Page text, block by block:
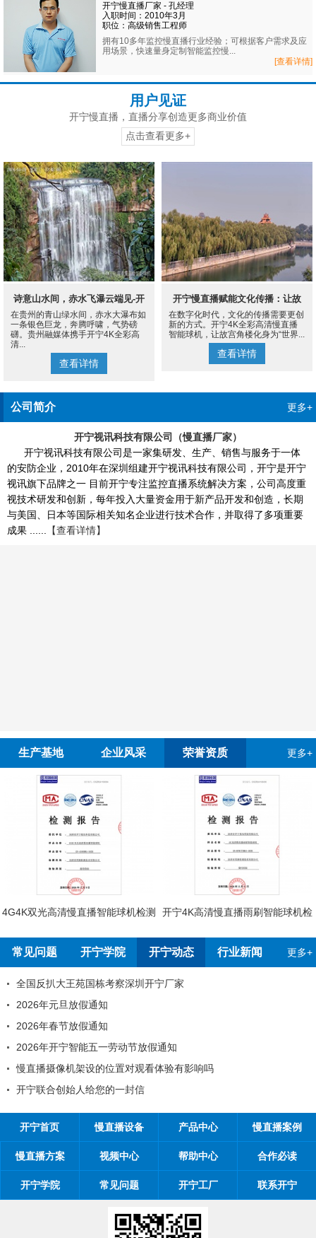
开宁慢直播厂家 - 孔经理
入职时间：2010年3月
职位：高级销售工程师
拥有10多年监控慢直播行业经验；可根据客户需求及应
用场景，快速量身定制智能监控慢...
[查看详情]
用户见证
开宁慢直播，直播分享创造更多商业价值
点击查看更多+
诗意山水间，赤水飞瀑云端见-开
宁4K慢直播摄像机
在贵州的青山绿水间，赤水大瀑布如
一条银色巨龙，奔腾呼啸，气势磅
礴。贵州融媒体携手开宁4K全彩高
清...
查看详情
开宁慢直播赋能文化传播：让故
宫角楼成为世界的文化客厅
在数字化时代，文化的传播需要更创
新的方式。开宁4K全彩高清慢直播
智能球机，让故宫角楼化身为“世界...
查看详情
公司简介 更多+
开宁视讯科技有限公司（慢直播厂家）
开宁视讯科技有限公司是一家集研发、生产、销售与服务于一体
的安防企业，2010年在深圳组建开宁视讯科技有限公司，开宁是开宁
视讯旗下品牌之一 目前开宁专注监控直播系统解决方案，公司高度重
视技术研发和创新，每年投入大量资金用于新产品开发和创造，长期
与美国、日本等国际相关知名企业进行技术合作，并取得了多项重要
成果 ......
【查看详情】
生产基地 企业风采 荣誉资质 更多+
4G4K双光高清慢直播智能球机检测
开宁4K高清慢直播雨刷智能球机检
常见问题 开宁学院 开宁动态 行业新闻 更多+
全国反扒大王苑国栋考察深圳开宁厂家
2026年元旦放假通知
2026年春节放假通知
2026年开宁智能五一劳动节放假通知
慢直播摄像机架设的位置对观看体验有影响吗
开宁联合创始人给您的一封信
开宁首页 慢直播设备 产品中心 慢直播案例
慢直播方案 视频中心 帮助中心 合作必读
开宁学院 常见问题 开宁工厂 联系开宁